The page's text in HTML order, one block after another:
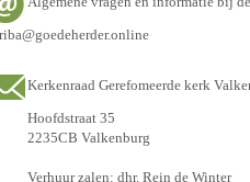
Kerkenraad Gerefomeerde kerk
Hoofdstraat 35
2235CB Valkenburg
Verhuur zalen: dhr. Rein de Winter